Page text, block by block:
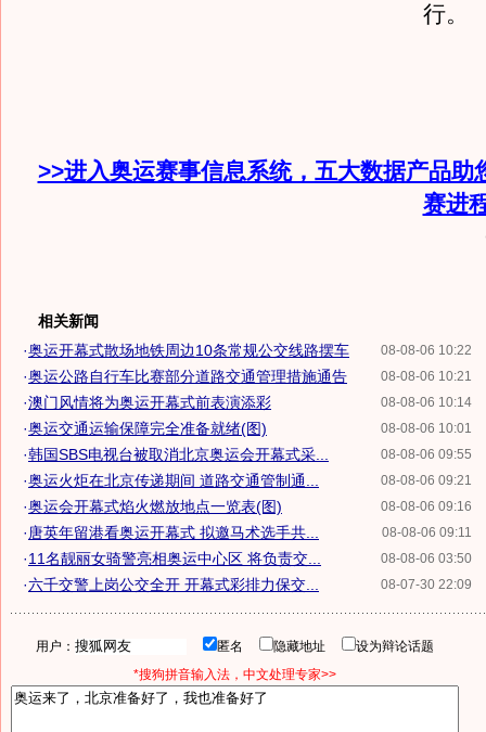
行。
>>进入奥运赛事信息系统，五大数据产品助
赛进
相关新闻
08-08-06 10:22
·奥运开幕式散场地铁周边10条常规公交线路摆车
08-08-06 10:21
·奥运公路自行车比赛部分道路交通管理措施通告
08-08-06 10:14
·澳门风情将为奥运开幕式前表演添彩
08-08-06 10:01
·奥运交通运输保障完全准备就绪(图)
08-08-06 09:55
·韩国SBS电视台被取消北京奥运会开幕式采...
08-08-06 09:21
·奥运火炬在北京传递期间 道路交通管制通...
08-08-06 09:16
·奥运会开幕式焰火燃放地点一览表(图)
08-08-06 09:11
· 唐英年留港看奥运开幕式 拟邀马术选手共...
08-08-06 03:50
·11名靓丽女骑警亮相奥运中心区 将负责交...
08-07-30 22:09
·六千交警上岗公交全开 开幕式彩排力保交...
用户： 匿名 隐藏地址
设为辩论话题
*搜狗拼音输入法，中文处理专家>>